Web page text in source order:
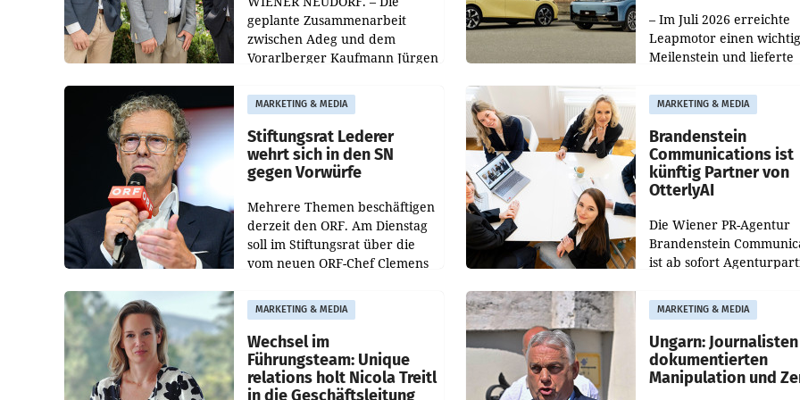
geplante Zusammenarbeit
zwischen Adeg und dem
Vorarlberger Kaufmann Jürgen
freigegeben: Die
Bundeswettbewerbsbehörde
und der Bundeskartellanwalt
– Im Juli 2026 erreichte
Leapmotor einen
Meilenstein und lieferte
aus, womit sich das
gegenüber Juli 2025
verdoppelte (+102
MARKETING & MEDIA
Stiftungsrat Lederer
wehrt sich in den SN
gegen Vorwürfe
Mehrere Themen beschäftigen
derzeit den ORF. Am Dienstag
soll im Stiftungsrat über die
vom neuen ORF-Chef Clemens
Besetzungen für die
Direktionen abgestimmt
werden.
MARKETING & MEDIA
Brandenstein
Communications ist
künftig Partner von
OtterlyAI
Die Wiener PR-Agentur
Brandenstein
ist ab sofort
Optimierungsplattform
OtterlyAI. Damit baut die
Agentur ihr
MARKETING & MEDIA
Wechsel im
Führungsteam: Unique
relations holt Nicola Treitl
in die Geschäftsleitung
MARKETING & MEDIA
Ungarn: Journalisten
dokumentierten
Manipulation und